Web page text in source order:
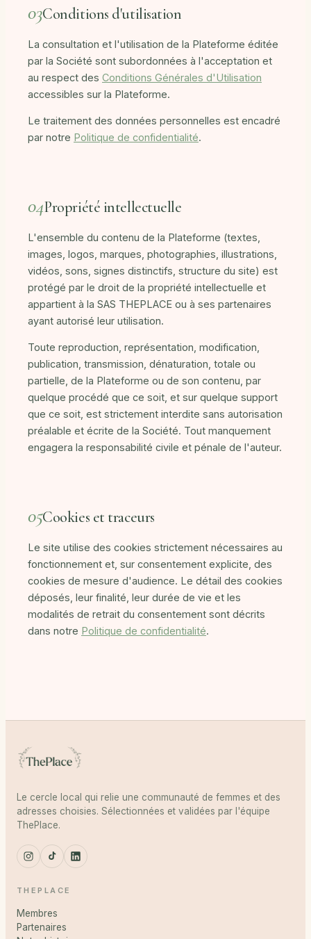
03Conditions d'utilisation
La consultation et l'utilisation de la Plateforme éditée
par la Société sont subordonnées à l'acceptation et
au respect des Conditions Générales d'Utilisation
accessibles sur la Plateforme.
Le traitement des données personnelles est encadré
par notre Politique de confidentialité.
04Propriété intellectuelle
L'ensemble du contenu de la Plateforme (textes,
images, logos, marques, photographies, illustrations,
vidéos, sons, signes distinctifs, structure du site) est
protégé par le droit de la propriété intellectuelle et
appartient à la SAS THEPLACE ou à ses partenaires
ayant autorisé leur utilisation.
Toute reproduction, représentation, modification,
publication, transmission, dénaturation, totale ou
partielle, de la Plateforme ou de son contenu, par
quelque procédé que ce soit, et sur quelque support
que ce soit, est strictement interdite sans autorisation
préalable et écrite de la Société. Tout manquement
engagera la responsabilité civile et pénale de l'auteur.
05Cookies et traceurs
Le site utilise des cookies strictement nécessaires au
fonctionnement et, sur consentement explicite, des
cookies de mesure d'audience. Le détail des cookies
déposés, leur finalité, leur durée de vie et les
modalités de retrait du consentement sont décrits
dans notre Politique de confidentialité.
Le cercle local qui relie une communauté de femmes et des
adresses choisies. Sélectionnées et validées par l'équipe
ThePlace.
THEPLACE
Membres
Partenaires